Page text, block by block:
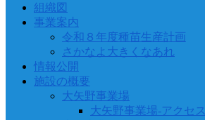
組織図
事業案内
令和８年度種苗生産計画
さかなよ大きくなあれ
情報公開
施設の概要
大矢野事業場
大矢野事業場-アクセス